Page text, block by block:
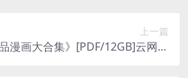
上一篇
漫画大合集》[PDF/12GB]云网盘